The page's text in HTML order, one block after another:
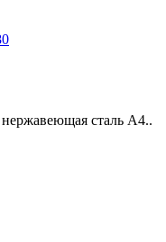
сталь A4..